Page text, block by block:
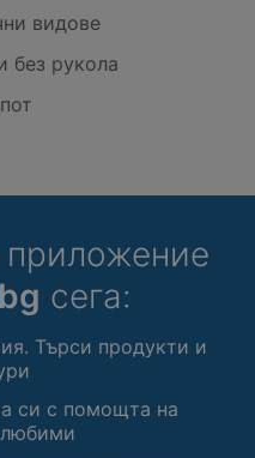
видове
без рукола
сега:
Търси продукти и
си с помощта на